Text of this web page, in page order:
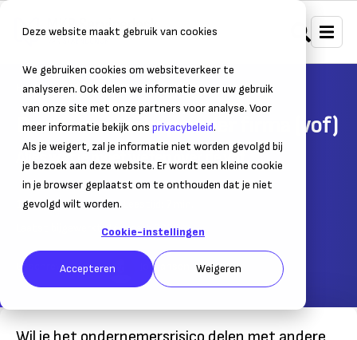
Deze website maakt gebruik van cookies
We gebruiken cookies om websiteverkeer te
analyseren. Ook delen we informatie over uw gebruik
van onze site met onze partners voor analyse. Voor
meer informatie bekijk ons privacybeleid.
Als je weigert, zal je informatie niet worden gevolgd bij
je bezoek aan deze website. Er wordt een kleine cookie
in je browser geplaatst om te onthouden dat je niet
gevolgd wilt worden.
Cookie-instellingen
Accepteren Weigeren
Home Starten & ZZP Rechtsvormen
De vennootschap onder firma (vof)
Alles wat je moet weten over de vof
10 september 2019– Leestijd:
Laatst bijgewerkt:14 maart 2025
Geschreven door: Job Jansen